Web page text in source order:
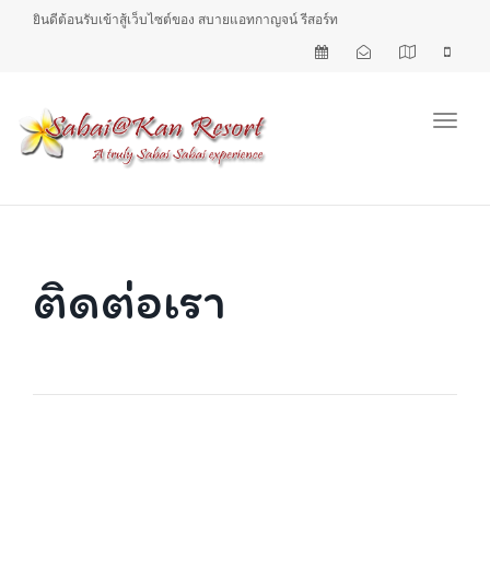
ยินดีต้อนรับเข้าสู้เว็บไซต์ของ สบายแอทกาญจน์ รีสอร์ท
ติดต่อเรา